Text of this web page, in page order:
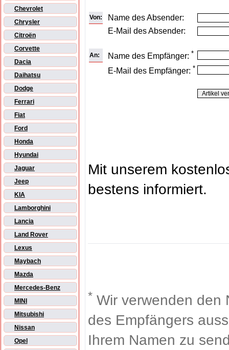
Chevrolet
Chrysler
Citroën
Corvette
Dacia
Daihatsu
Dodge
Ferrari
Fiat
Ford
Honda
Hyundai
Jaguar
Jeep
KIA
Lamborghini
Lancia
Land Rover
Lexus
Maybach
Mazda
Mercedes-Benz
MINI
Mitsubishi
Nissan
Opel
Von:
Name des Absender:
E-Mail des Absender:
An: Name des Empfänger: *
E-Mail des Empfänger: *
Mit unserem
bestens informiert.
* Wir verwenden den
des Empfängers
Ihrem Namen zu